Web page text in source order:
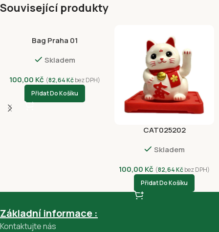
Související produkty
Bag Praha 01
Skladem
100,00 Kč (82,64Kčbez DPH)
Přidat Do Košíku
CAT025202
Skladem
100,00 Kč (82,64Kčbez DPH)
Přidat Do Košíku
Základní informace :
Kontaktujte nás